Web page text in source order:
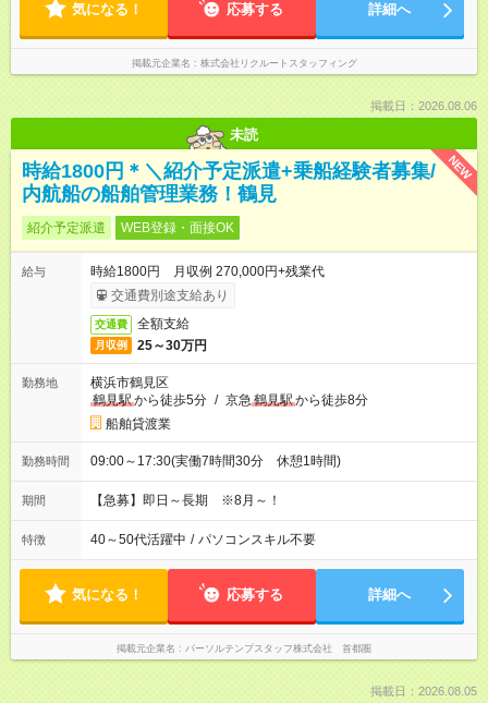
気になる！ 応募する 詳細へ
掲載元企業名 株式会社リクルートスタッフィング
掲載日：2026.08.06
未読
NEW
時給1800円＊＼紹介予定派遣+乗船経験者募集/
内航船の船舶管理業務！鶴見
紹介予定派遣 WEB登録・面接OK
給与
時給1800円 月収例 270,000円+残業代
交通費別途支給あり
交通費 全額支給
月収例 25～30万円
勤務地
横浜市鶴見区
鶴見駅から徒歩5分 / 京急 鶴見駅から徒歩8分
船舶貸渡業
勤務時間 09:00～17:30(実働7時間30分 休憩1時間)
期間 【急募】即日～長期 ※8月～！
特徴 40～50代活躍中 / パソコンスキル不要
気になる！ 応募する 詳細へ
掲載元企業名 パーソルテンプスタッフ株式会社 首都圏
掲載日：2026.08.05